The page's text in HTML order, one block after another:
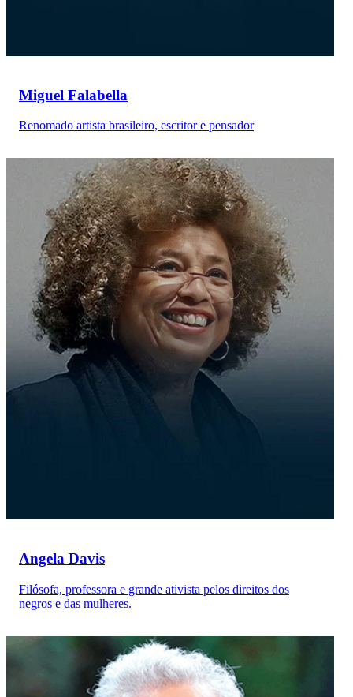
Miguel Falabella
Renomado artista brasileiro, escritor e pensador
Angela Davis
Filósofa, professora e grande ativista pelos direitos dos
negros e das mulheres.